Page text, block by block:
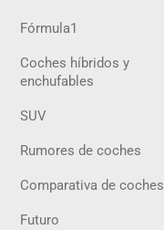
Fórmula1
Coches híbridos y
enchufables
SUV
Rumores de coches
Comparativa de coches
Futuro